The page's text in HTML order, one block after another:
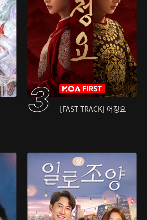
[FAST TRACK] 어정요